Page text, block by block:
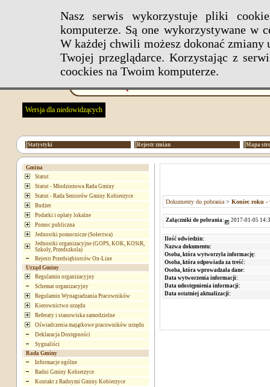
Nasz serwis wykorzystuje pliki
komputerze. Są one wykorzystywane w
W każdej chwili możesz dokonać
Twojej przeglądarce. Korzystając z
coockies na Twoim komputerze.
Wersja dla niedowidzących
Statystyki Rejestr zmian Mapa
Gmina
Statut
Statut - Młodzieżowa Rada Gminy
Statut - Rada Seniorów Gminy Kobierzyce
Budżet
Podatki i opłaty lokalne
Pomoc publiczna
Jednostki pomocnicze (Sołectwa)
Jednostki organizacyjne (GOPS, KOK, KOSiR,
Szkoły, Przedszkola)
Rejestr Przedsiębiorców On-Line
Urząd Gminy
Regulamin organizacyjny
Schemat organizacyjny
Regulamin Wynagradzania Pracowników
Kierownictwo urzędu
Referaty i stanowiska samodzielne
Oświadczenia majątkowe pracowników urzędu
Deklaracja Dostępności
Sygnaliści
Rada Gminy
Informacje ogólne
Radni Gminy Kobierzyce
Kontakt z Radnymi Gminy Kobierzyce
Dokumenty do pobrania> Koniec roku -
Załączniki do pobrania: 2017-01-05
Ilość odwiedzin:
Nazwa dokumentu:
Osoba, która wytworzyła informację:
Osoba, która odpowiada za treść:
Osoba, która wprowadzała dane:
Data wytworzenia informacji:
Data udostępnienia informacji:
Data ostatniej aktualizacji: